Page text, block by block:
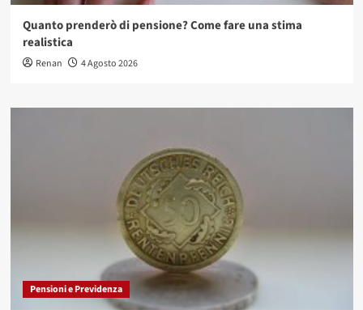
Quanto prenderò di pensione? Come fare una stima
realistica
Renan 4 Agosto 2026
Pensioni e Previdenza